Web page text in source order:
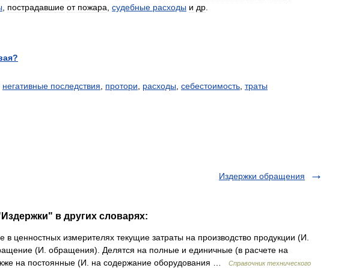
пострадавшие от пожара судебные расходы и др
негативные последствия протори расходы себестоимость траты
Издержки обращения
в других словарях:
ценностных измерителях текущие затраты на производство продукции (И.
(И. обращения). Делятся на полные и единичные (в расчете на
на постоянные (И. на содержание оборудования …
Справочник технического